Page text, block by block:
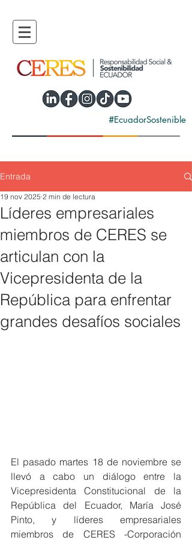
#EcuadorSostenible
Entrada
Líderes empresariales
miembros de CERES se
articulan con la
Vicepresidenta de la
República para enfrentar
grandes desafíos sociales
19 nov 2025 2 min de lectura
El pasado martes 18 de noviembre se
llevó a cabo un diálogo entre la
Vicepresidenta Constitucional de la
República del Ecuador, María José
Pinto, y líderes empresariales
miembros de CERES -Corporación